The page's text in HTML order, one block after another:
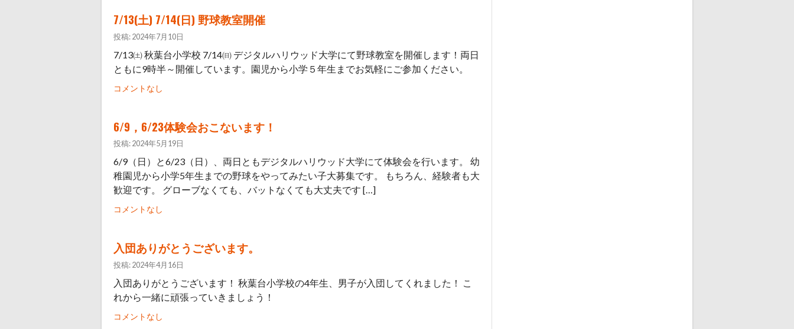
7/13(土) 7/14(日) 野球教室開催
投稿: 2024年7月10日
7/13㈯ 秋葉台小学校 7/14㈰ デジタルハリウッド大学にて野球教室を開催します！両日
ともに9時半～開催しています。園児から小学５年生までお気軽にご参加ください。
コメントなし
6/9，6/23体験会おこないます！
投稿: 2024年5月19日
6/9（日）と6/23（日）、両日ともデジタルハリウッド大学にて体験会を行います。 幼
稚園児から小学5年生までの野球をやってみたい子大募集です。 もちろん、経験者も大
歓迎です。 グローブなくても、バットなくても大丈夫です […]
コメントなし
入団ありがとうございます。
投稿: 2024年4月16日
入団ありがとうございます！ 秋葉台小学校の4年生、男子が入団してくれました！ こ
れから一緒に頑張っていきましょう！
コメントなし